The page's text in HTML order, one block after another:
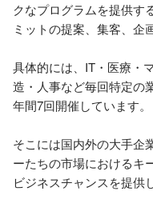
クなプログラムを提供す
ミットの提案、集客、企
具体的には、IT・医療・
造・人事など毎回特定の
年間7回開催しています。
そこには国内外の大手企
ーたちの市場におけるキ
ビジネスチャンスを提供